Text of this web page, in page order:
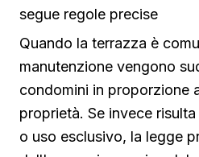
segue regole precise
Quando la terrazza è
manutenzione vengono
condomini in proporzione
proprietà. Se invece
o uso esclusivo, la legge